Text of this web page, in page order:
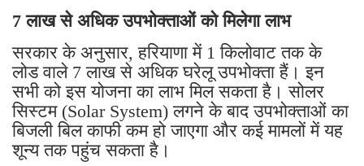
7 लाख से अधिक उपभोक्ताओं को मिलेगा लाभ
सरकार के अनुसार, हरियाणा में 1 किलोवाट तक के
लोड वाले 7 लाख से अधिक घरेलू उपभोक्ता हैं। इन
सभी को इस योजना का लाभ मिल सकता है। सोलर
सिस्टम (Solar System) लगने के बाद उपभोक्ताओं का
बिजली बिल काफी कम हो जाएगा और कई मामलों में यह
शून्य तक पहुंच सकता है।